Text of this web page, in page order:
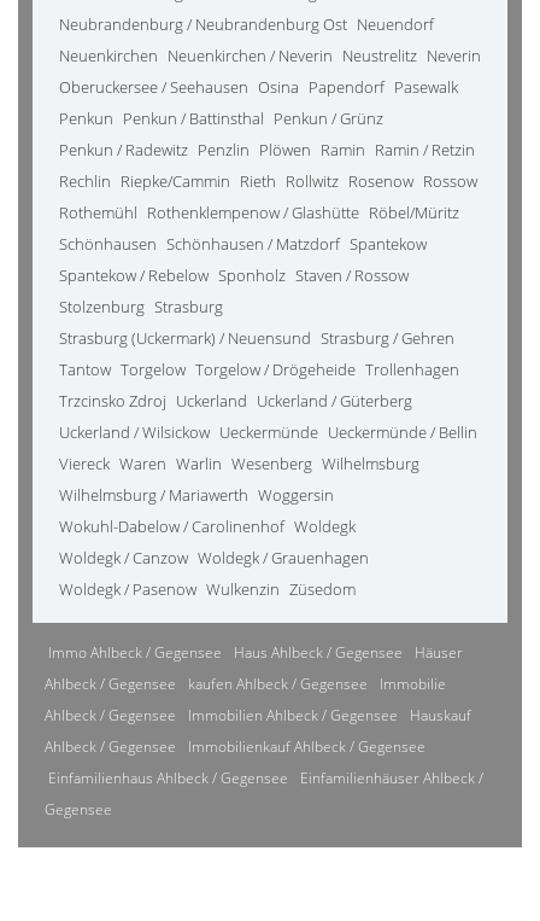
Neubrandenburg / Neubrandenburg Ost Neuendorf
Neuenkirchen Neuenkirchen / Neverin Neustrelitz Neverin
Oberuckersee / Seehausen Osina Papendorf Pasewalk
Penkun Penkun / Battinsthal Penkun / Grünz
Penkun / Radewitz Penzlin Plöwen Ramin Ramin / Retzin
Rechlin Riepke/Cammin Rieth Rollwitz Rosenow Rossow
Rothemühl Rothenklempenow / Glashütte Röbel/Müritz
Schönhausen Schönhausen / Matzdorf Spantekow
Spantekow / Rebelow Sponholz Staven / Rossow
Stolzenburg Strasburg
Strasburg (Uckermark) / Neuensund Strasburg / Gehren
Tantow Torgelow Torgelow / Drögeheide Trollenhagen
Trzcinsko Zdroj Uckerland Uckerland / Güterberg
Uckerland / Wilsickow Ueckermünde Ueckermünde / Bellin
Viereck Waren Warlin Wesenberg Wilhelmsburg
Wilhelmsburg / Mariawerth Woggersin
Wokuhl-Dabelow / Carolinenhof Woldegk
Woldegk / Canzow Woldegk / Grauenhagen
Woldegk / Pasenow Wulkenzin Züsedom
Immo Ahlbeck / Gegensee Haus Ahlbeck / Gegensee
Häuser
Ahlbeck / Gegensee
kaufen Ahlbeck / Gegensee
Immobilie
Ahlbeck / Gegensee
Immobilien Ahlbeck / Gegensee
Hauskauf
Ahlbeck / Gegensee
Immobilienkauf Ahlbeck / Gegensee
Einfamilienhaus Ahlbeck / Gegensee
Einfamilienhäuser Ahlbeck /
Gegensee